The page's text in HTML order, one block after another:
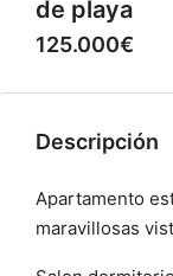
de playa
125.000€
Descripción
Apartamento
maravillosas